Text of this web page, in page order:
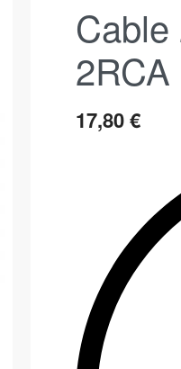
17,80€